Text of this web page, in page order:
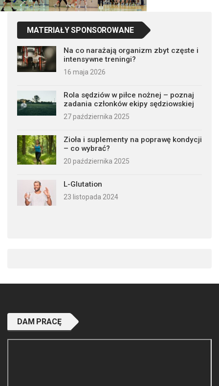
MATERIAŁY SPONSOROWANE
Na co narażają organizm zbyt częste i
intensywne treningi?
16 maja 2026
Rola sędziów w piłce nożnej – poznaj
zadania członków ekipy sędziowskiej
27 października 2025
Zioła i suplementy na poprawę kondycji
– co wybrać?
20 października 2025
L-Glutation
23 listopada 2024
DAM PRACĘ